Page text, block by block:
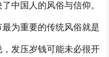
中国人的风俗与信仰。
为重要的传统风俗就是
发压岁钱可能未必很开